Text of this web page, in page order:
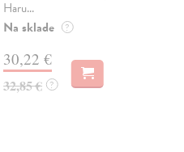
Haru...
Na sklade ?
30,22 €
32,85 € ?